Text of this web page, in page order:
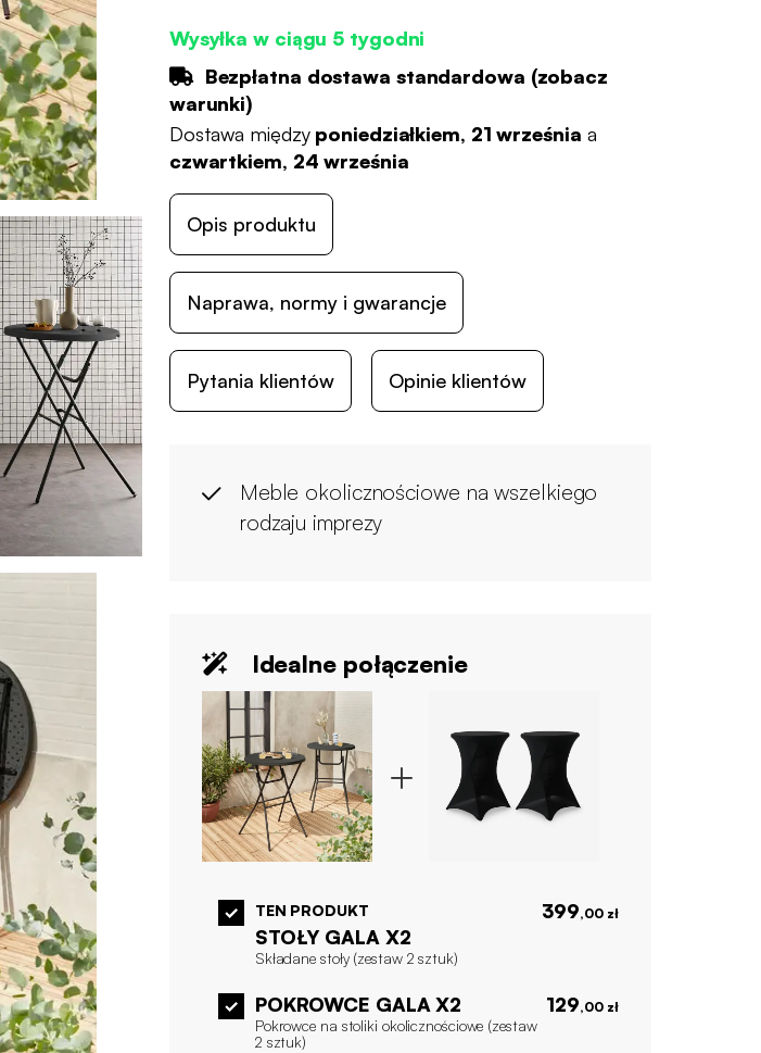
Wysyłka w ciągu 5 tygodni
Bezpłatna dostawa standardowa (zobacz
warunki)
Dostawa między poniedziałkiem, 21 września a
czwartkiem, 24 września
Opis produktu
Naprawa, normy i gwarancje
Pytania klientów Opinie klientów
Meble okolicznościowe na wszelkiego
rodzaju imprezy
Idealne połączenie
TEN PRODUKT
STOŁY GALA X2
Składane stoły (zestaw 2 sztuk)
399,00 zł
POKROWCE GALA X2
Pokrowce na stoliki okolicznościowe (zestaw
2 sztuk)
129,00 zł